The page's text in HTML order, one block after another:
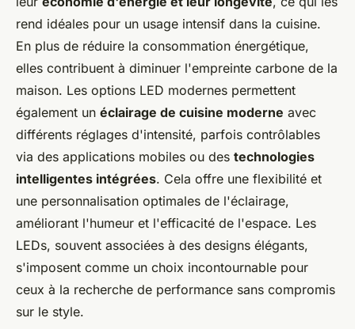
rend idéales pour un usage intensif dans la cuisine.
En plus de réduire la consommation énergétique,
elles contribuent à diminuer l'empreinte carbone de la
maison. Les options LED modernes permettent
également un éclairage de cuisine moderne avec
différents réglages d'intensité, parfois contrôlables
via des applications mobiles ou des technologies
intelligentes intégrées. Cela offre une flexibilité et
une personnalisation optimales de l'éclairage,
améliorant l'humeur et l'efficacité de l'espace. Les
LEDs, souvent associées à des designs élégants,
s'imposent comme un choix incontournable pour
ceux à la recherche de performance sans compromis
sur le style.